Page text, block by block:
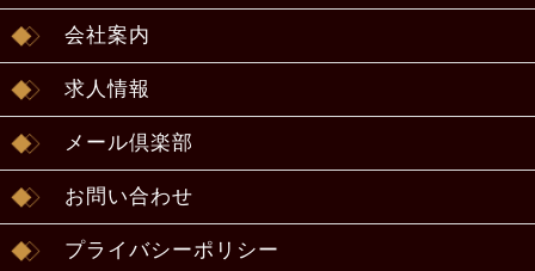
会社案内
求人情報
メール倶楽部
お問い合わせ
プライバシーポリシー